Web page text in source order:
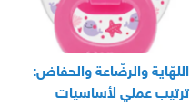
اللهّاية والرضّاعة والحفاض:
ترتيب عملي لأساسيات